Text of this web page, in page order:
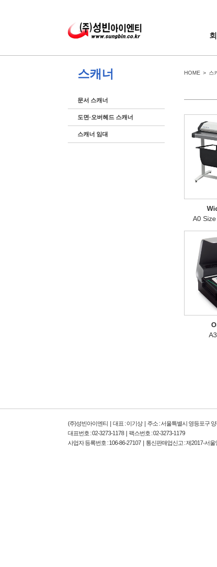
스캐너
문서 스캐너
도면·오버헤드 스캐너
스캐너 임대
HOME >
A0
(주)성빈아이엔티 | 대표 : 이기상 | 주소 : 서울특별시 영등포구
대표번호 : 02-3273-1178 | 팩스번호 : 02-3273-1179
사업자 등록번호 : 106-86-27107 | 통신판매업신고 : 제2017-서